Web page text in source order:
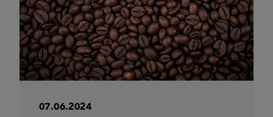
07.06.2024